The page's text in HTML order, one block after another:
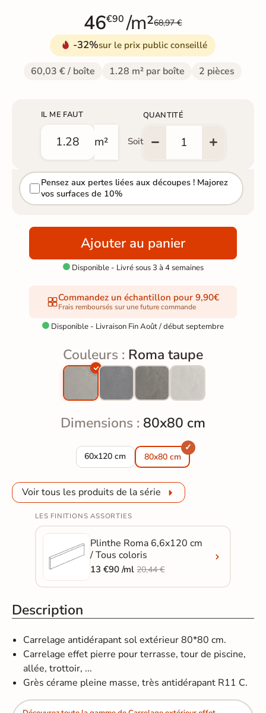
46€90 /m²68,97 €
-32%sur le prix public conseillé
60,03 € / boîte 1.28 m² par boîte 2 pièces
IL ME FAUT
m² Soit
QUANTITÉ
Pensez aux pertes liées aux découpes ! Majorez
vos surfaces de 10%
Ajouter au panier
Disponible - Livré sous 3 à 4 semaines
Commandez un échantillon pour 9,90€
Frais remboursés sur une future commande
 Disponible - Livraison Fin Août / début septembre
Couleurs : Roma taupe
Dimensions : 80x80 cm
60x120 cm
Carrelage sol extérieur effet pierre Roma
80x80 cm
Voir tous les produits de la série
LES FINITIONS ASSORTIES
Plinthe Roma 6,6x120 cm
/ Tous coloris
13 €90 /ml20,44 €
Description
Carrelage antidérapant sol extérieur 80*80 cm.
Carrelage effet pierre pour terrasse, tour de piscine,
allée, trottoir, ...
Grès cérame pleine masse, très antidérapant R11 C.